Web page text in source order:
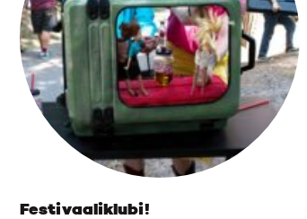
Festivaaliklubi!